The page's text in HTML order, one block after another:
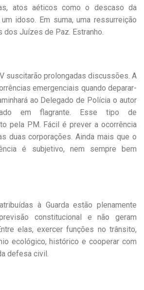
atos aéticos como o descaso da
idoso. Em suma, uma ressurreição
dos Juízes de Paz. Estranho.
suscitarão prolongadas discussões. A
emergenciais quando deparar-
ao Delegado de Polícia o autor
em flagrante. Esse tipo de
pela PM. Fácil é prever a ocorrência
duas corporações. Ainda mais que o
é subjetivo, nem sempre bem
à Guarda estão plenamente
constitucional e não geram
elas, exercer funções no trânsito,
ecológico, histórico e cooperar com
defesa civil.